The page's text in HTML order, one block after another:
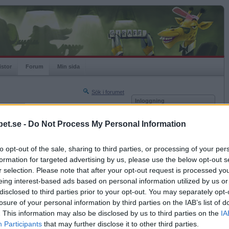
- Do Not Process My Personal Information
opt-out of the sale, sharing to third parties, or processing of your
for targeted advertising by us, please use the below opt-out
selection. Please note that after your opt-out request is processed
interest-based ads based on personal information utilized by us
to third parties prior to your opt-out. You may separately
of your personal information by third parties on the IAB’s list of
This information may also be disclosed by us to third parties on the
Participants that may further disclose it to other third parties.
Forum Min sida
Sök i forumet
Nästa sida »
2013-05-28 18:29
Inloggning
Kom ihåg mig
Glömt ditt lösenord?
Få ny aktiveringslänk
Betapet är gratis!